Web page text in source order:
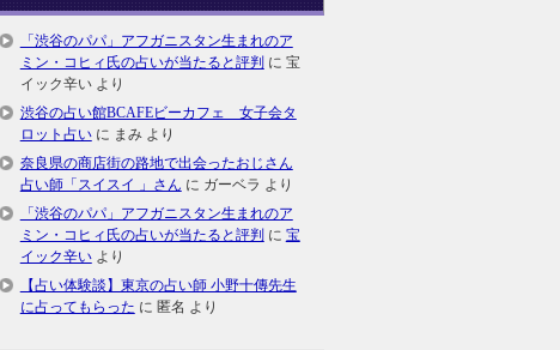
「渋谷のパパ」アフガニスタン生まれのア
ミン・コヒィ氏の占いが当たると評判 に 宝
イック辛いより
渋谷の占い館BCAFEビーカフェ 女子会タ
ロット占いに まみより
奈良県の商店街の路地で出会ったおじさん
占い師「スイスイ 」さん に ガーベラ より
「渋谷のパパ」アフガニスタン生まれのア
ミン・コヒィ氏の占いが当たると評判 に 宝
イック辛いより
【占い体験談】東京の占い師 小野十傳先生
に占ってもらった に 匿名 より